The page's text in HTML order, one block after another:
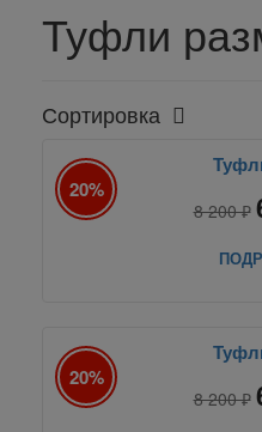
Туфли
Сортировка
20%
8 200 ₽
20%
8 200 ₽